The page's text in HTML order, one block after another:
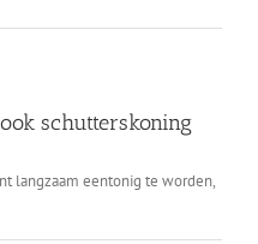
schutterskoning
langzaam eentonig te worden,